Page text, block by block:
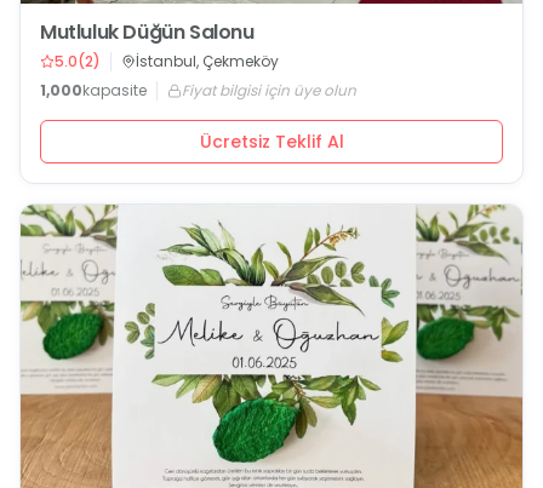
Mutluluk Düğün Salonu
5.0(2)
İstanbul, Çekmeköy
1,000kapasite Fiyat bilgisi için üye olun
Ücretsiz Teklif Al